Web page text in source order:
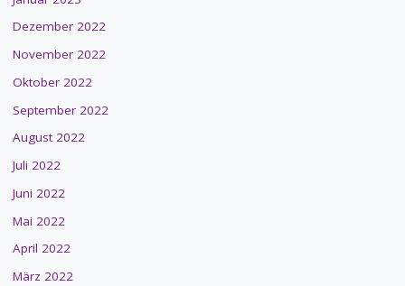
Dezember 2022
November 2022
Oktober 2022
September 2022
August 2022
Juli 2022
Juni 2022
Mai 2022
April 2022
März 2022